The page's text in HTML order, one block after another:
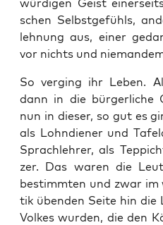
wür­di­gen Geist
schen Selbst­ge­fühls,
leh­nung aus, einer
vor nichts und
So ver­ging ihr Leben.
dann in die bür­ger­li­che
nun in die­ser, so gut es
als Lohn­die­ner und
Sprach­leh­rer, als
zer. Das waren die
bestimm­ten und zwar
tik üben­den Sei­te hin die
Vol­kes wur­den, die den